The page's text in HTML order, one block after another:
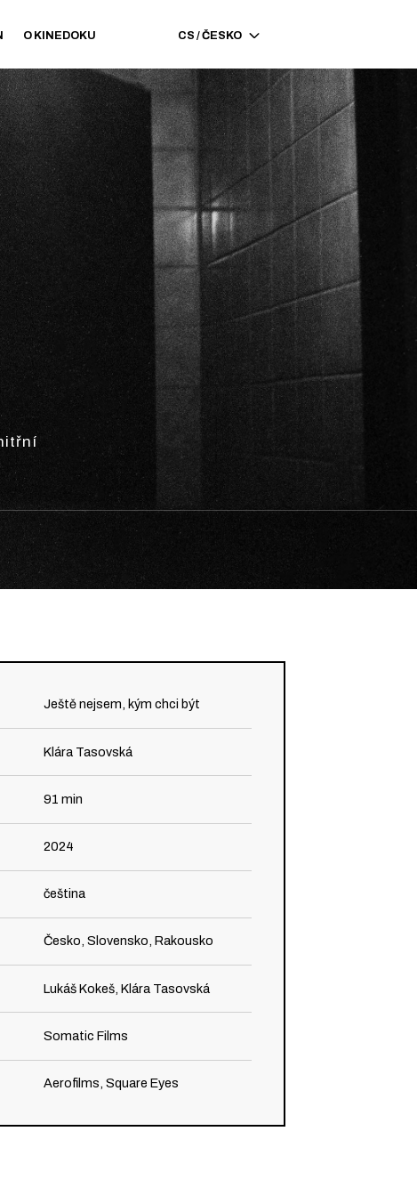
O KINEDOKU CS /ČESKO
Ještě nejsem, kým chci být
Klára Tasovská
91 min
2024
čeština
Česko, Slovensko, Rakousko
Lukáš Kokeš, Klára Tasovská
Somatic Films
Aerofilms, Square Eyes